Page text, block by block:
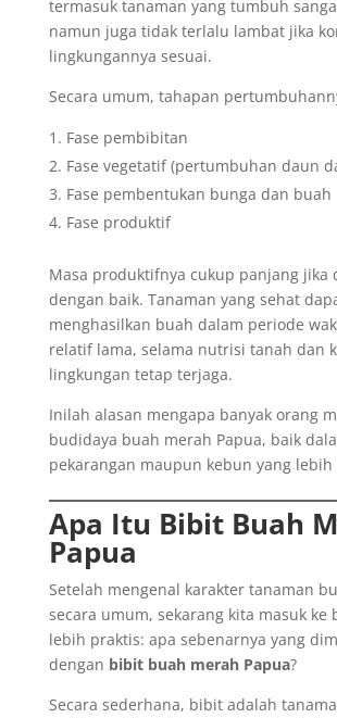
termasuk tanaman yang tumbuh
namun juga tidak terlalu lambat jika
lingkungannya sesuai.
Secara umum, tahapan
Fase pembibitan
Fase vegetatif (pertumbuhan daun
Fase pembentukan bunga dan buah
Fase produktif
Masa produktifnya cukup panjang jika
dengan baik. Tanaman yang sehat
menghasilkan buah dalam periode
relatif lama, selama nutrisi tanah dan
lingkungan tetap terjaga.
Inilah alasan mengapa banyak orang
budidaya buah merah Papua, baik
pekarangan maupun kebun yang lebih
Apa Itu Bibit Buah
Papua
Setelah mengenal karakter tanaman
secara umum, sekarang kita masuk ke
lebih praktis: apa sebenarnya yang
dengan bibit buah merah Papua?
Secara sederhana, bibit adalah